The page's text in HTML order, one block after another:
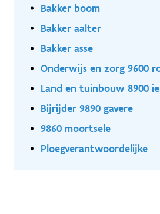
Bakker boom
Bakker aalter
Bakker asse
Onderwijs en zorg 9600
Land en tuinbouw 8900
Bijrijder 9890 gavere
9860 moortsele
Ploegverantwoordelijke